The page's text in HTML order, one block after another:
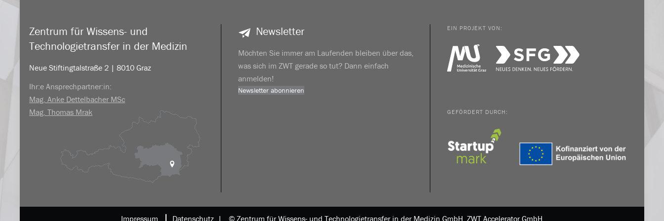
Zentrum für Wissens- und
Technologietransfer in der Medizin
Neue Stiftingtalstraße 2 | 8010 Graz
Ihr:e Ansprechpartner:in:
Mag. Anke Dettelbacher MSc
Mag. Thomas Mrak
Newsletter
Möchten Sie immer am Laufenden bleiben über das,
was sich im ZWT gerade so tut? Dann einfach
anmelden!
Newsletter abonnieren
EIN PROJEKT VON:
GEFÖRDERT DURCH:
Impressum Datenschutz | © Zentrum für Wissens- und Technologietransfer in der Medizin GmbH, ZWT Accelerator GmbH